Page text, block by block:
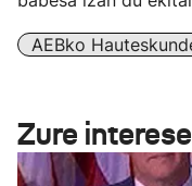
AEBko
Zure